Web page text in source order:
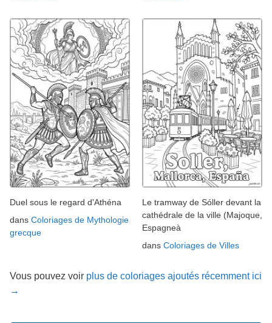
Duel sous le regard d'Athéna
dans Coloriages de Mythologie
grecque
Le tramway de Sóller devant la
cathédrale de la ville (Majoque,
Espagneà
dans Coloriages de Villes
Vous pouvez voir plus de coloriages ajoutés récemment ici
→